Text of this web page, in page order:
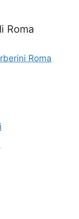
Roma
Roma